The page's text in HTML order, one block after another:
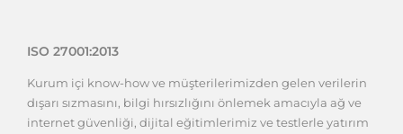
ISO 27001:2013
Kurum içi know-how ve müşterilerimizden gelen verilerin
dışarı sızmasını, bilgi hırsızlığını önlemek amacıyla ağ ve
internet güvenliği, dijital eğitimlerimiz ve testlerle yatırım